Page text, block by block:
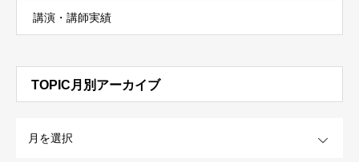
講演・講師実績
TOPIC月別アーカイブ